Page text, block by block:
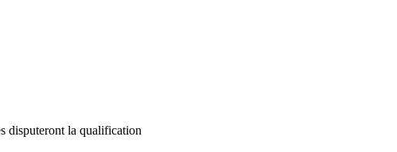
disputeront la qualification